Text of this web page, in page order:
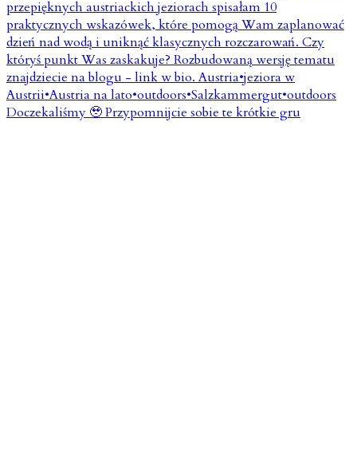
Doczekaliśmy 🥹 Przypomnijcie sobie te krótkie gru